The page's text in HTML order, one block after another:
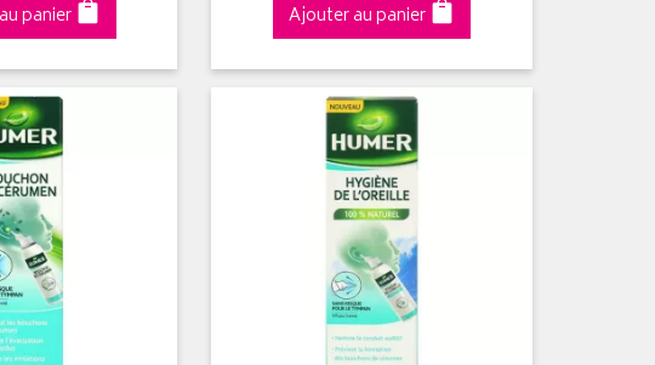
panier Ajouter au panier